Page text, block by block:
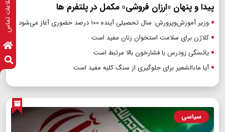
اطلاعات تماس پیدا و پنهان «ارزان فروشی» مکمل در پلتفرم ها
وزیر آموزش‌وپرورش: سال تحصیلی آینده ۱۰۰ درصد حضوری آغاز می‌شود
کلاژن برای سلامت استخوان زنان مفید است
یائسگی زودرس با فشارخون بالا مرتبط است
آیا ماءالشعیر برای جلوگیری از سنگ کلیه مفید است
سیاسی